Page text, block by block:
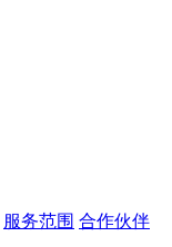
服务范围 合作伙伴